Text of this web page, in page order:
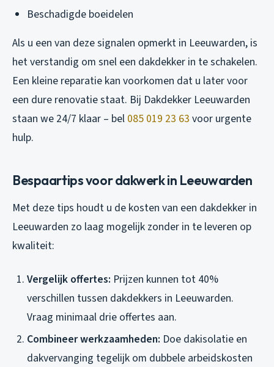
Beschadigde boeidelen
Als u een van deze signalen opmerkt in Leeuwarden, is
het verstandig om snel een dakdekker in te schakelen.
Een kleine reparatie kan voorkomen dat u later voor
een dure renovatie staat. Bij Dakdekker Leeuwarden
staan we 24/7 klaar – bel 085 019 23 63 voor urgente
hulp.
Bespaartips voor dakwerk in Leeuwarden
Met deze tips houdt u de kosten van een dakdekker in
Leeuwarden zo laag mogelijk zonder in te leveren op
kwaliteit:
Vergelijk offertes: Prijzen kunnen tot 40%
verschillen tussen dakdekkers in Leeuwarden.
Vraag minimaal drie offertes aan.
Combineer werkzaamheden: Doe dakisolatie en
dakvervanging tegelijk om dubbele arbeidskosten